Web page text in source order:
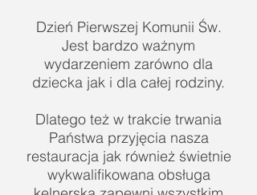
Dzień Pierwszej Komunii Św.
Jest bardzo ważnym
wydarzeniem zarówno dla
dziecka jak i dla całej rodziny.
Dlatego też w trakcie trwania
Państwa przyjęcia nasza
restauracja jak również świetnie
wykwalifikowana obsługa